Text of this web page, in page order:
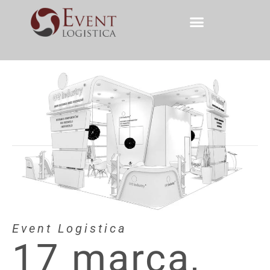
Event Logistica
17 marca,